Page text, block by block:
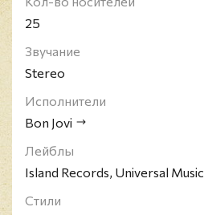
25
Звучание
Stereo
Исполнители
Bon Jovi
Лейблы
Island Records, Universal Music
Стили